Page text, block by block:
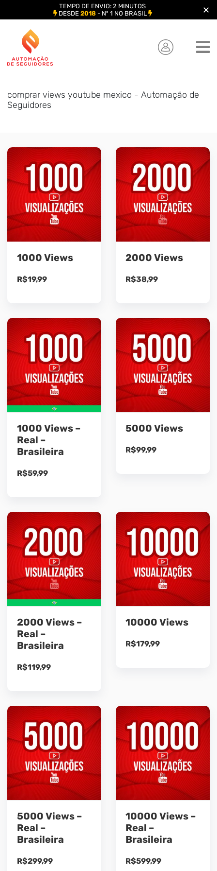
content
comprar views youtube mexico - Automação de
Seguidores
1000 Views
R$19,99
2000 Views
R$38,99
1000 Views –
Real –
Brasileira
R$59,99
5000 Views
R$99,99
2000 Views –
Real –
Brasileira
R$119,99
10000 Views
R$179,99
5000 Views –
Real –
Brasileira
R$299,99
10000 Views –
Real –
Brasileira
R$599,99
TEMPO DE ENVIO: 2 MINUTOS
DESDE 2018- Nº 1 NO BRASIL